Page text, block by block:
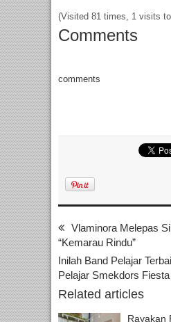
(Visited 81 times, 1 visits
Comments
comments
Vlaminora Melepas
“Kemarau Rindu”
Inilah Band Pelajar
Pelajar Smekdors
Related articles
Rayakan